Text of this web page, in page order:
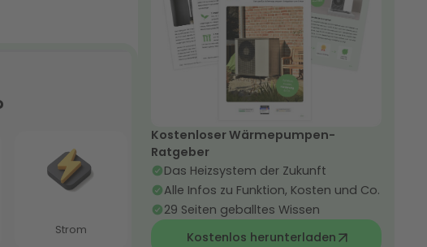
Kostenloser Wärmepumpen-
Ratgeber
Das Heizsystem der Zukunft
Alle Infos zu Funktion, Kosten und Co.
29 Seiten geballtes Wissen
Kostenlos herunterladen